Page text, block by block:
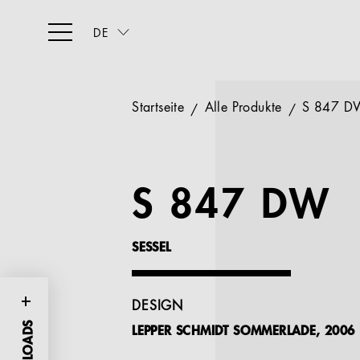
DE
Startseite Alle Produkte S 847
S 847 DW
SESSEL
DESIGN
LEPPER SCHMIDT SOMMERLADE, 2006